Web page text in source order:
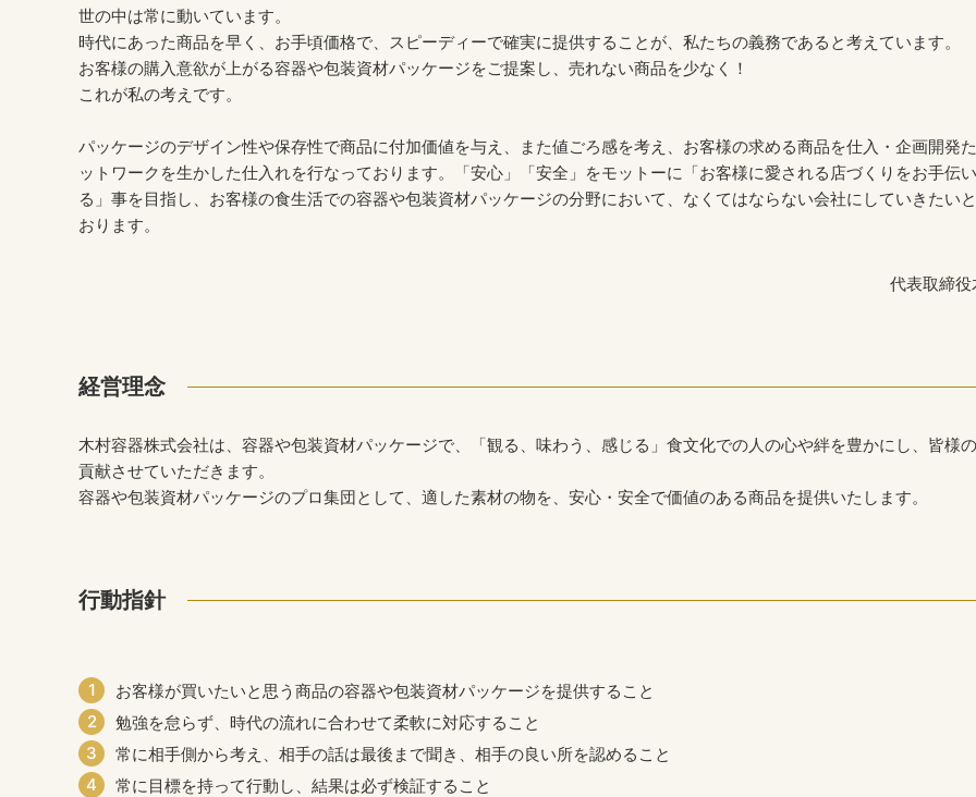
世の中は常に動いています。
時代にあった商品を早く、お手頃価格で、スピーディーで確実に提供することが、私たちの義務であると考えています。
お客様の購入意欲が上がる容器や包装資材パッケージをご提案し、売れない商品を少なく！
これが私の考えです。
パッケージのデザイン性や保存性で商品に付加価値を与え、また値ごろ感を考え、お客様の求める商品を仕入・企画開発
ットワークを生かした仕入れを行なっております。「安心」「安全」をモットーに「お客様に愛される店づくりをお手伝
る」事を目指し、お客様の食生活での容器や包装資材パッケージの分野において、なくてはならない会社にしていきたい
おります。
代表取締役
経営理念
木村容器株式会社は、容器や包装資材パッケージで、「観る、味わう、感じる」食文化での人の心や絆を豊かにし、皆様
貢献させていただきます。
容器や包装資材パッケージのプロ集団として、適した素材の物を、安心・安全で価値のある商品を提供いたします。
行動指針
お客様が買いたいと思う商品の容器や包装資材パッケージを提供すること
勉強を怠らず、時代の流れに合わせて柔軟に対応すること
常に相手側から考え、相手の話は最後まで聞き、相手の良い所を認めること
常に目標を持って行動し、結果は必ず検証すること